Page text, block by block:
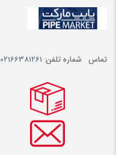
تماس شماره تلفن: 02166381261